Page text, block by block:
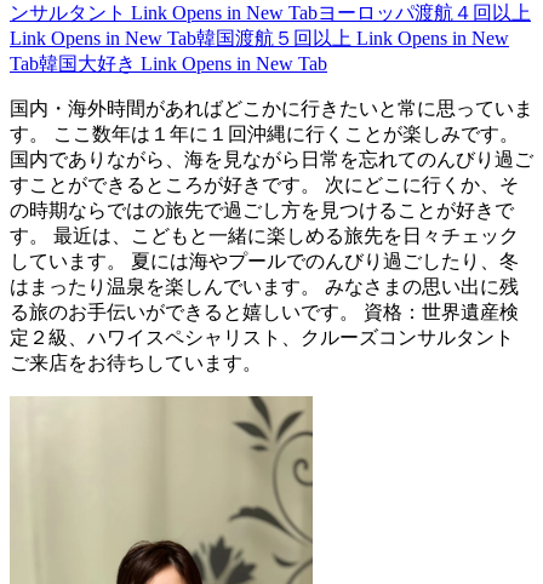
ンサルタント Link Opens in New Tabヨーロッパ渡航４回以上
Link Opens in New Tab韓国渡航５回以上 Link Opens in New
Tab韓国大好き Link Opens in New Tab
国内・海外時間があればどこかに行きたいと常に思っていま
す。 ここ数年は１年に１回沖縄に行くことが楽しみです。
国内でありながら、海を見ながら日常を忘れてのんびり過ご
すことができるところが好きです。 次にどこに行くか、そ
の時期ならではの旅先で過ごし方を見つけることが好きで
す。 最近は、こどもと一緒に楽しめる旅先を日々チェック
しています。 夏には海やプールでのんびり過ごしたり、冬
はまったり温泉を楽しんでいます。 みなさまの思い出に残
る旅のお手伝いができると嬉しいです。 資格：世界遺産検
定２級、ハワイスペシャリスト、クルーズコンサルタント
ご来店をお待ちしています。